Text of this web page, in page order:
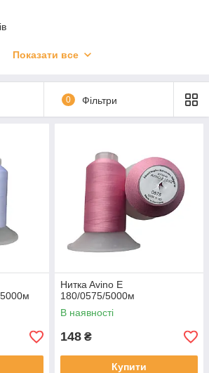
Показати все
0 Фільтри
Ниткa Avino E
180/0575/5000м
В наявності
148 ₴
Купити